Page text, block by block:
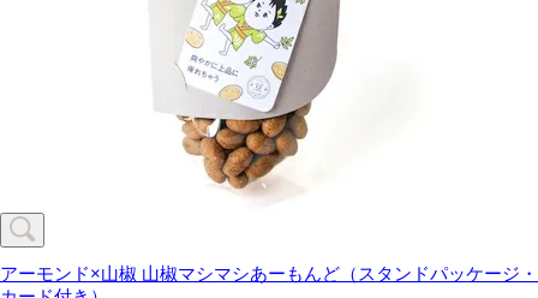
アーモンド×山椒 山椒マシマシあーもんど（スタンドパッケージ・